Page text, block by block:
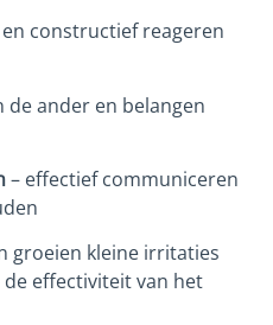
constructief reageren
de ander en belangen
– effectief communiceren
groeien kleine irritaties
effectiviteit van het